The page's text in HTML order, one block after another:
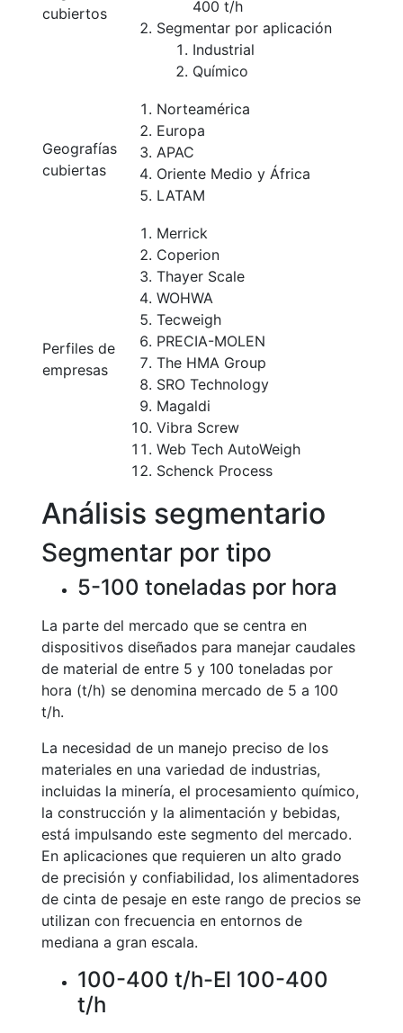
cubiertos
400 t/h
Segmentar por aplicación
Industrial
Químico
Geografías
cubiertas
Norteamérica
Europa
APAC
Oriente Medio y África
LATAM
Perfiles de
empresas
Merrick
Coperion
Thayer Scale
WOHWA
Tecweigh
PRECIA-MOLEN
The HMA Group
SRO Technology
Magaldi
Vibra Screw
Web Tech AutoWeigh
Schenck Process
Análisis segmentario
Segmentar por tipo
5-100 toneladas por hora
La parte del mercado que se centra en
dispositivos diseñados para manejar caudales
de material de entre 5 y 100 toneladas por
hora (t/h) se denomina mercado de 5 a 100
t/h.
La necesidad de un manejo preciso de los
materiales en una variedad de industrias,
incluidas la minería, el procesamiento químico,
la construcción y la alimentación y bebidas,
está impulsando este segmento del mercado.
En aplicaciones que requieren un alto grado
de precisión y confiabilidad, los alimentadores
de cinta de pesaje en este rango de precios se
utilizan con frecuencia en entornos de
mediana a gran escala.
100-400 t/h-El 100-400
t/h